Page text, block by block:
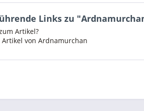
Links zu
Artikel?
Artikel von Ardnamurchan